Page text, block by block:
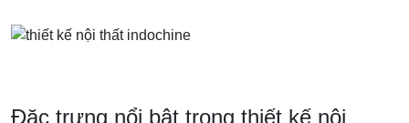
Đặc trưng nổi bật trong thiết kế nội